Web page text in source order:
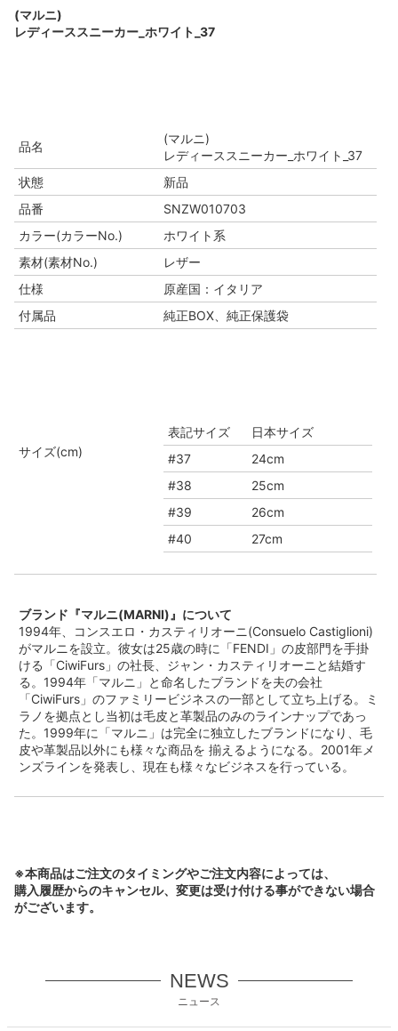
(マルニ)
レディーススニーカー_ホワイト_37
品名
(マルニ)
レディーススニーカー_ホワイト_37
状態
新品
品番
SNZW010703
カラー(カラーNo.)
ホワイト系
素材(素材No.)
レザー
仕様
原産国：イタリア
付属品
純正BOX、純正保護袋
サイズ(cm)
表記サイズ
日本サイズ
#37
24cm
#38
25cm
#39
26cm
#40
27cm
ブランド『マルニ(MARNI)』について
1994年、コンスエロ・カスティリオーニ(Consuelo Castiglioni)
がマルニを設立。彼女は25歳の時に「FENDI」の皮部門を手掛
ける「CiwiFurs」の社長、ジャン・カスティリオーニと結婚す
る。1994年「マルニ」と命名したブランドを夫の会社
「CiwiFurs」のファミリービジネスの一部として立ち上げる。ミ
ラノを拠点とし当初は毛皮と革製品のみのラインナップであっ
た。1999年に「マルニ」は完全に独立したブランドになり、毛
皮や革製品以外にも様々な商品を 揃えるようになる。2001年メ
ンズラインを発表し、現在も様々なビジネスを行っている。
※本商品はご注文のタイミングやご注文内容によっては、
購入履歴からのキャンセル、変更は受け付ける事ができない場合
がございます。
NEWS
ニュース